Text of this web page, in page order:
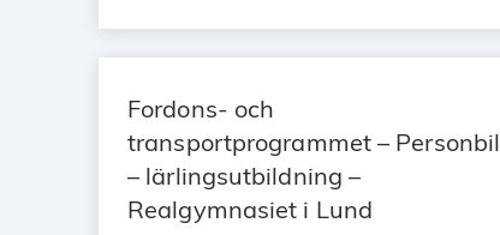
Fordons- och
transportprogrammet – Personbil
– lärlingsutbildning –
Realgymnasiet i Lund